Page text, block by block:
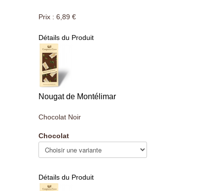
Prix : 6,89 €
Détails du Produit
Nougat de Montélimar
Chocolat Noir
Chocolat
Détails du Produit